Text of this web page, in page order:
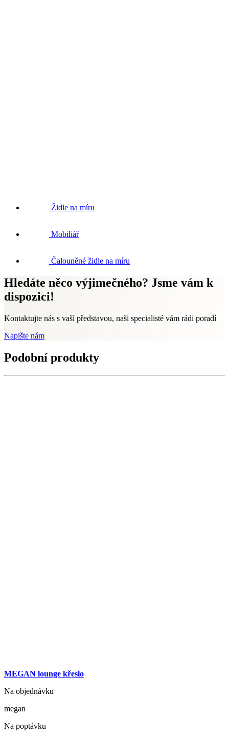
Židle na míru
Mobiliář
Čalouněné židle na míru
Hledáte něco výjimečného? Jsme vám k
dispozici!
Kontaktujte nás s vaší představou, naši specialisté vám rádi poradí
Napište nám
Podobní produkty
MEGAN lounge křeslo
Na objednávku
megan
Na poptávku